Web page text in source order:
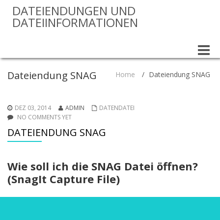
DATEIENDUNGEN UND
DATEIINFORMATIONEN
Toggle
Dateiendung SNAG Home / Dateiendung SNAG
DEZ 03, 2014 ADMIN
DATENDATEI
NO COMMENTS YET
DATEIENDUNG SNAG
Wie soll ich die SNAG Datei öffnen?
(SnagIt Capture File)